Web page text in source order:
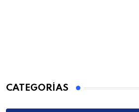
CATEGORÍAS